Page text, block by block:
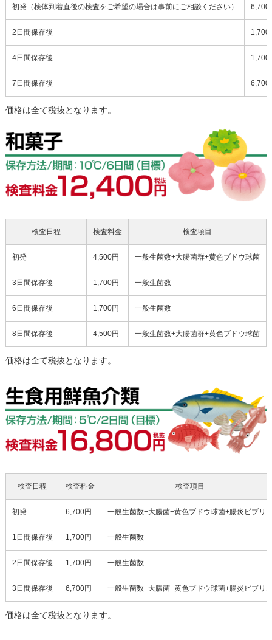
初発（検体到着直後の検査をご希望の場合は事前にご相談ください） 6,700
2日間保存後 1,700
4日間保存後 1,700
7日間保存後 6,700
価格は全て税抜となります。
検査日程 検査料金 検査項目
初発 4,500円 一般生菌数+大腸菌群+黄色ブドウ球菌
3日間保存後 1,700円 一般生菌数
6日間保存後 1,700円 一般生菌数
8日間保存後 4,500円 一般生菌数+大腸菌群+黄色ブドウ球菌
価格は全て税抜となります。
検査日程 検査料金 検査項目
初発 6,700円 一般生菌数+大腸菌+黄色ブドウ球菌+腸炎ビブリ
1日間保存後 1,700円 一般生菌数
2日間保存後 1,700円 一般生菌数
3日間保存後 6,700円 一般生菌数+大腸菌+黄色ブドウ球菌+腸炎ビブリ
価格は全て税抜となります。